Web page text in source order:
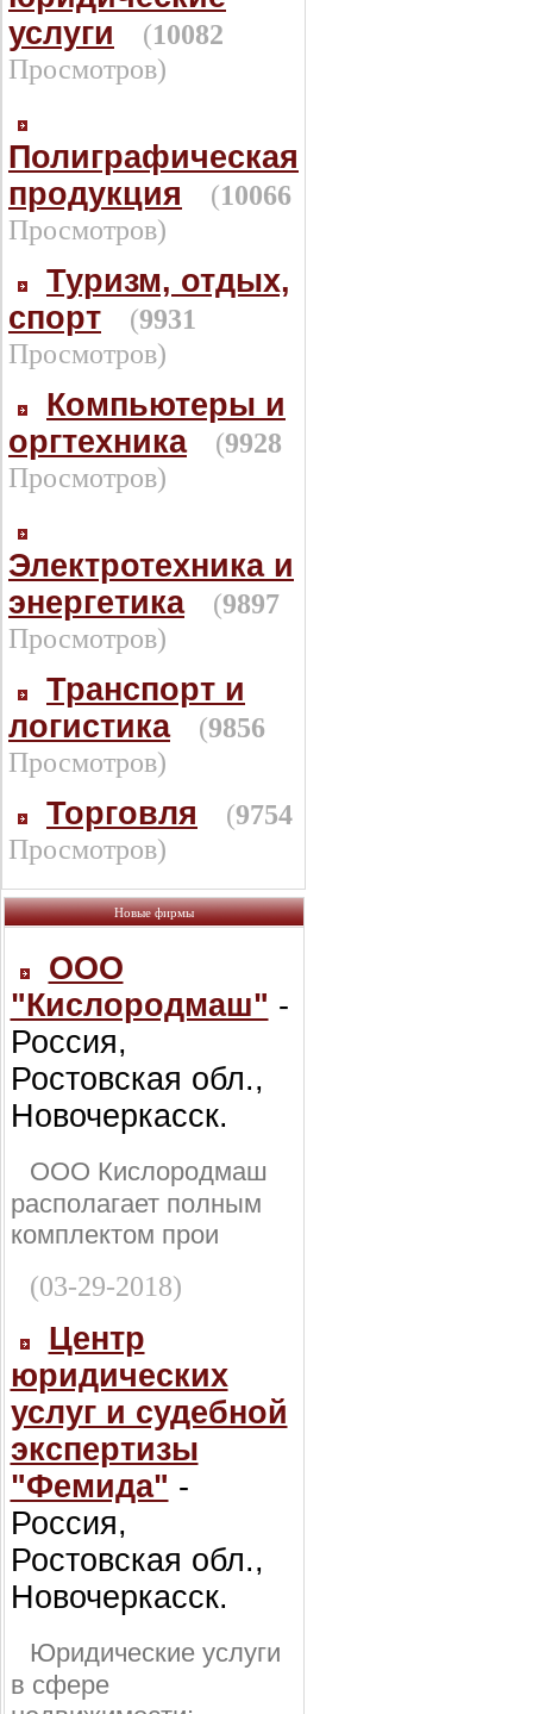
услуги
(10082
Просмотров)
Полиграфическая
продукция
(10066
Просмотров)
Туризм, отдых,
спорт
(9931
Просмотров)
Компьютеры и
оргтехника
(9928
Просмотров)
Электротехника и
энергетика
(9897
Просмотров)
Транспорт и
логистика
(9856
Просмотров)
Торговля (9754
Просмотров)
Новые фирмы
ООО
"Кислородмаш" -
Россия,
Ростовская обл.,
Новочеркасск.
ООО Кислородмаш
располагает полным
комплектом прои
(03-29-2018)
Центр
юридических
услуг и судебной
экспертизы
"Фемида" -
Россия,
Ростовская обл.,
Новочеркасск.
Юридические услуги
в сфере